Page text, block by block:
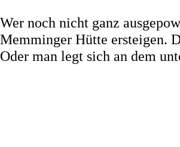
Wer noch nicht ganz
Memminger Hütte ersteigen.
Oder man legt sich an dem